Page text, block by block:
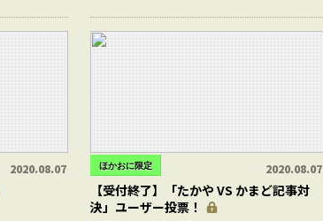
2020.08.07 ほかおに限定 2020.08.07
【受付終了】「たかや VS かまど記事対
決」ユーザー投票！